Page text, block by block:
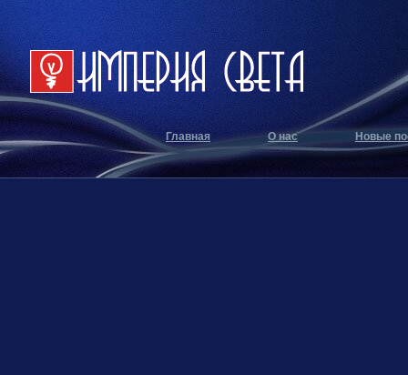
Главная О нас Новые